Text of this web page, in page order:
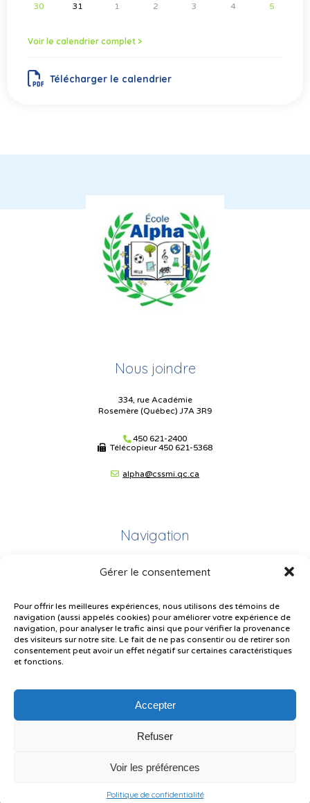
Gérer le consentement
Pour offrir les meilleures expériences, nous utilisons des témoins de
navigation (aussi appelés cookies) pour améliorer votre expérience de
navigation, pour analyser le trafic ainsi que pour vérifier la provenance
des visiteurs sur notre site. Le fait de ne pas consentir ou de retirer son
consentement peut avoir un effet négatif sur certaines caractéristiques
et fonctions.
Accepter
Refuser
Voir les préférences
Politique de confidentialité
30 31 1 2 3 4 5
Voir le calendrier complet >
Télécharger le calendrier
Nous joindre
334, rue Académie
Rosemère (Québec) J7A 3R9
450 621-2400
Télécopieur450 621-5368
alpha@cssmi.qc.ca
Navigation
Plan du site
Plainte – service à l’élève
Politique de confidentialité
Le CSSMI autorise certaines intelligences artificielles contrôlées et
pourraient avoir été utilisés pour soutenir la rédaction de ce contenu.